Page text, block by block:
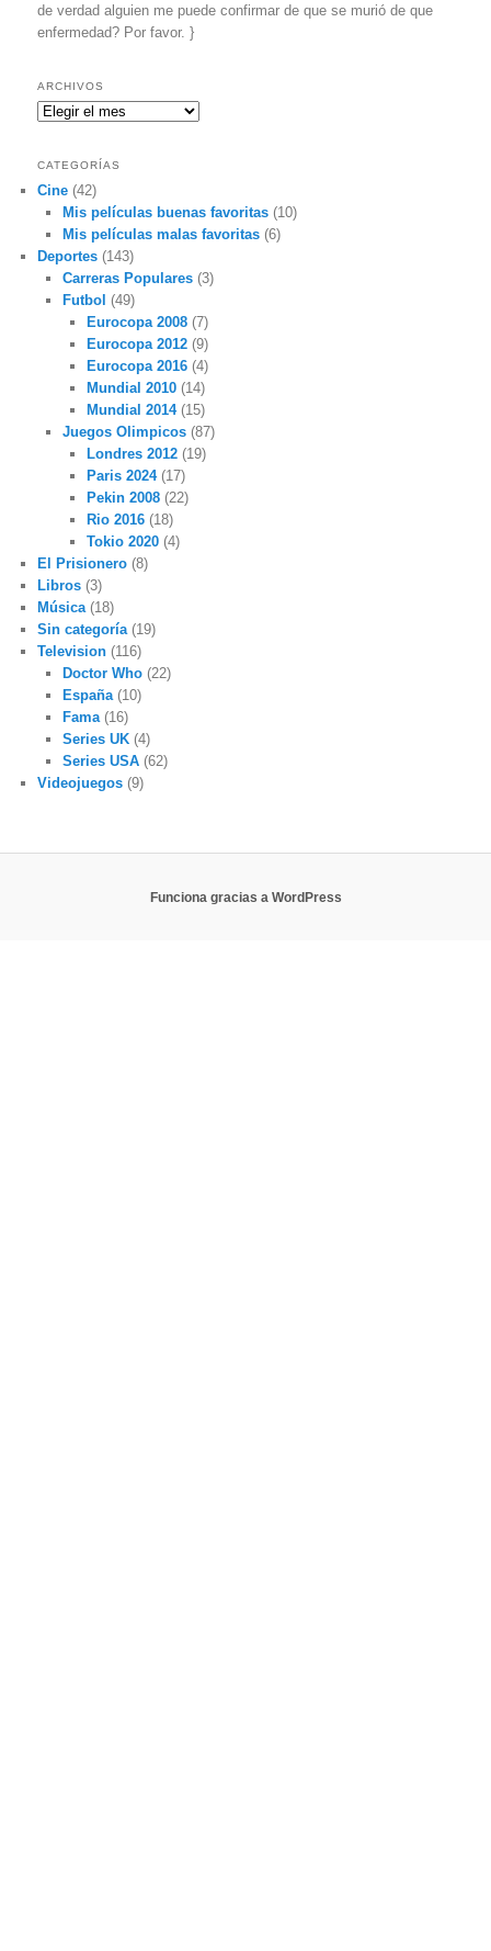
de verdad alguien me puede confirmar de que se murió de que
enfermedad? Por favor. }
ARCHIVOS
Archivos
CATEGORÍAS
Cine (42)
Mis películas buenas favoritas(10)
Mis películas malas favoritas(6)
Deportes (143)
Carreras Populares(3)
Futbol (49)
Eurocopa 2008 (7)
Eurocopa 2012 (9)
Eurocopa 2016 (4)
Mundial 2010 (14)
Mundial 2014(15)
Juegos Olimpicos(87)
Londres 2012 (19)
Paris 2024(17)
Pekin 2008 (22)
Rio 2016 (18)
Tokio 2020 (4)
El Prisionero (8)
Libros (3)
Música(18)
Sin categoría(19)
Television (116)
Doctor Who(22)
España(10)
Fama(16)
Series UK(4)
Series USA(62)
Videojuegos (9)
Funciona gracias a WordPress